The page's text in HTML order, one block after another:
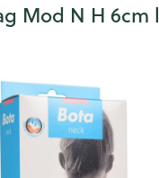
Mod N H 6cm l